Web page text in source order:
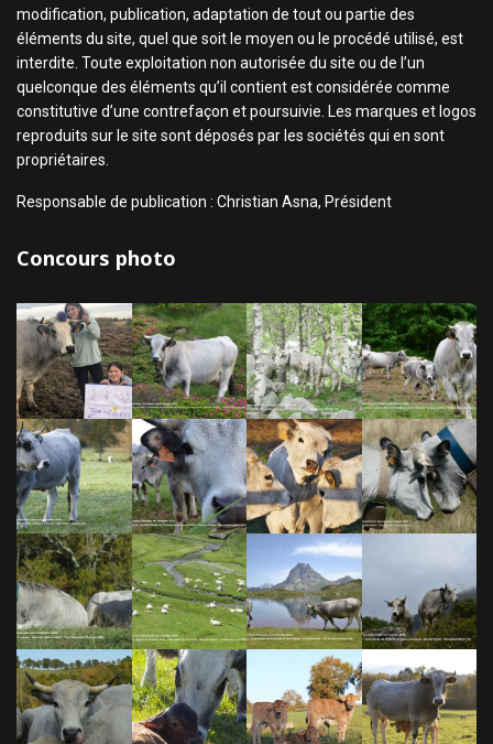
modification, publication, adaptation de tout ou partie des
éléments du site, quel que soit le moyen ou le procédé utilisé, est
interdite. Toute exploitation non autorisée du site ou de l’un
quelconque des éléments qu’il contient est considérée comme
constitutive d’une contrefaçon et poursuivie. Les marques et logos
reproduits sur le site sont déposés par les sociétés qui en sont
propriétaires.
Responsable de publication : Christian Asna, Président
Concours photo